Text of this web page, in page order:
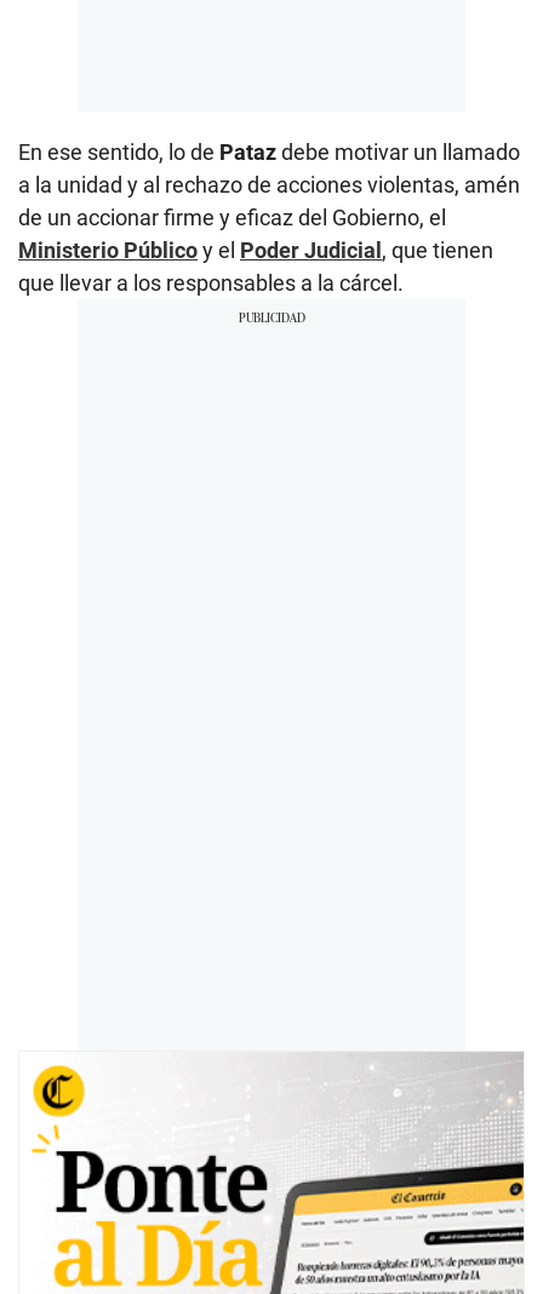
En ese sentido, lo de Patazdebe motivar un llamado
a la unidad y al rechazo de acciones violentas, amén
de un accionar firme y eficaz del Gobierno, el
Ministerio Públicoy el Poder Judicial , que tienen
que llevar a los responsables a la cárcel.